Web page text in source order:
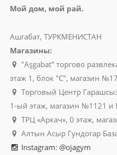
Мой дом, мой рай.
Ашгабат, ТУРКМЕНИСТАН
Магазины:
"Aşgabat" торгово
этаж 1, блок "C", магазин
Торговый Центр
1-ый этаж, магазин №1121
ТРЦ «Аркач», 0 этаж,
Алтын Асыр Гундогар
Instagram: @ojagym